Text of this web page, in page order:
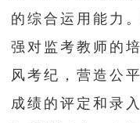
的综合运用能力
强对监考教师的
风考纪，营造公
成绩的评定和录